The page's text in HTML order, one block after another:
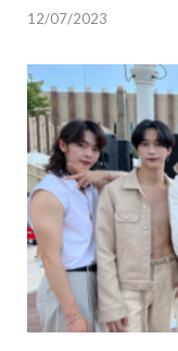
12/07/2023